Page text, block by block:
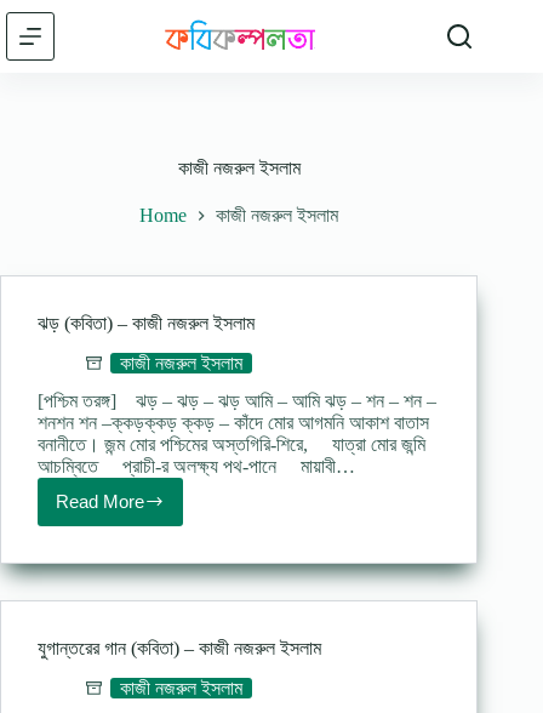
Skip
content
কাজী নজরুল ইসলাম
Home কাজী নজরুল ইসলাম
ঝড় (কবিতা) – কাজী নজরুল ইসলাম
কাজী নজরুল ইসলাম
[পশ্চিম তরঙ্গ] ঝড় – ঝড় – ঝড় আমি – আমি ঝড় – শন – শন –
শনশন শন –ক্কড়ক্কড় ক্কড় – কাঁদে মোর আগমনি আকাশ বাতাস
বনানীতে। জন্ম মোর পশ্চিমের অস্তগিরি-শিরে, যাত্রা মোর জন্মি
আচম্বিতে প্রাচী-র অলক্ষ্য পথ-পানে মায়াবী…
Read More
ঝড়
(কবিতা)
কাজী
নজরুল
যুগান্তরের গান (কবিতা) – কাজী নজরুল ইসলাম
কাজী নজরুল ইসলাম